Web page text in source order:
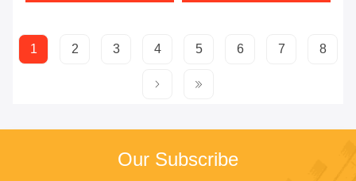
1 2 3 4 5 6 7 8
Our Subscribe